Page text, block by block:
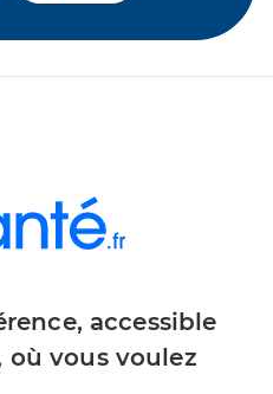
accessible
où vous voulez